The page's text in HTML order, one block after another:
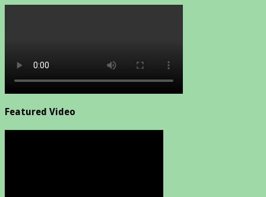
Featured Video